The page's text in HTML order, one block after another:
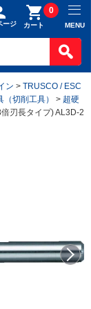
ージ カート
0
MENU
ン > TRUSCO / ESC
切削工具） > 超硬
刃長タイプ) AL3D-2